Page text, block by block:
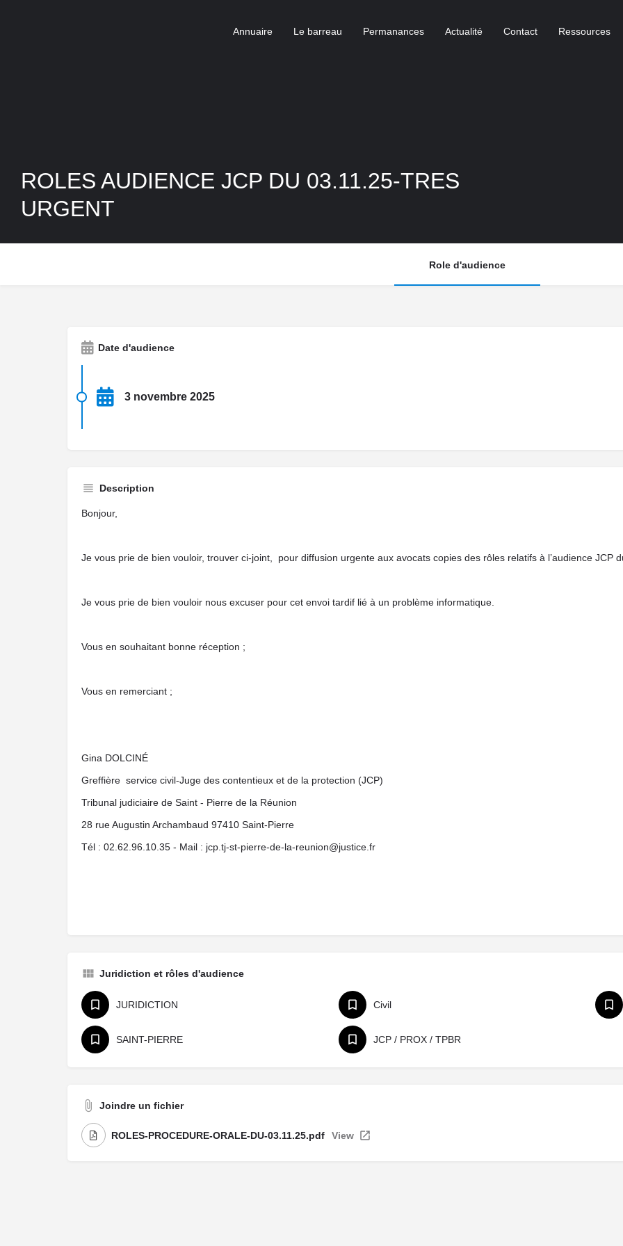
Annuaire Le barreau Permanances Actualité Contact Ressources
ROLES AUDIENCE JCP DU 03.11.25-TRES
URGENT
Role d'audience
Date d'audience
3 novembre 2025
Description
Bonjour,
Je vous prie de bien vouloir, trouver ci-joint, pour diffusion urgente aux avocats copies des rôles relatifs à l’audience JCP
Je vous prie de bien vouloir nous excuser pour cet envoi tardif lié à un problème informatique.
Vous en souhaitant bonne réception ;
Vous en remerciant ;
Gina DOLCINÉ
Greffière service civil-Juge des contentieux et de la protection (JCP)
Tribunal judiciaire de Saint - Pierre de la Réunion
28 rue Augustin Archambaud 97410 Saint-Pierre
Tél : 02.62.96.10.35 - Mail : jcp.tj-st-pierre-de-la-reunion@justice.fr
Juridiction et rôles d'audience
JURIDICTION Civil
SAINT-PIERRE JCP / PROX / TPBR
Joindre un fichier
ROLES-PROCEDURE-ORALE-DU-03.11.25.pdf View